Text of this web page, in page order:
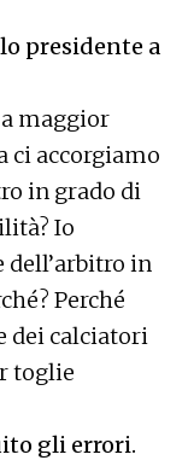
presidente a
maggior
ci accorgiamo
in grado di
Io
dell’arbitro in
Perché
dei calciatori
toglie
gli errori.